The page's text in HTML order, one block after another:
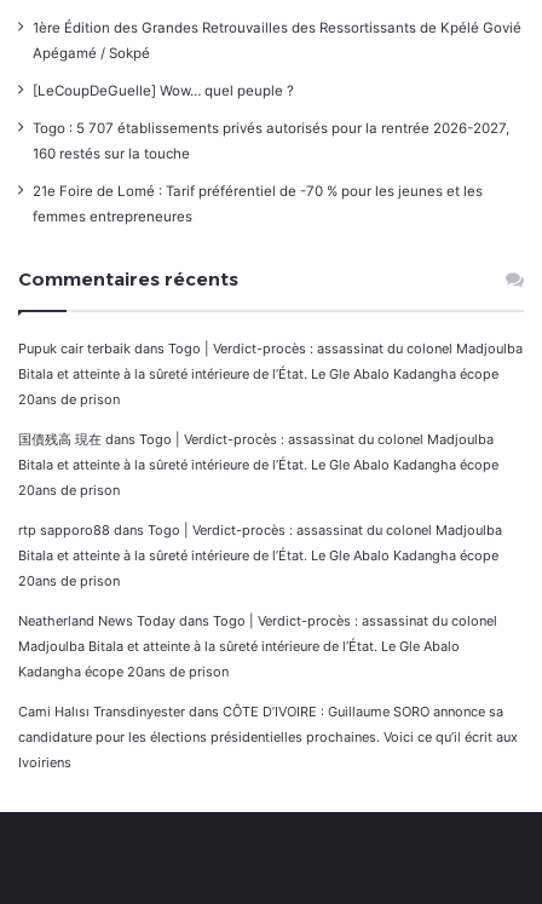
1ère Édition des Grandes Retrouvailles des Ressortissants de Kpélé Govié
Apégamé / Sokpé
[LeCoupDeGuelle] Wow… quel peuple ?
Togo : 5 707 établissements privés autorisés pour la rentrée 2026-2027,
160 restés sur la touche
21e Foire de Lomé : Tarif préférentiel de -70 % pour les jeunes et les
femmes entrepreneures
Commentaires récents
Pupuk cair terbaik dans Togo | Verdict-procès : assassinat du colonel Madjoulba
Bitala et atteinte à la sûreté intérieure de l’État. Le Gle Abalo Kadangha écope
20ans de prison
国債残高 現在 dans Togo | Verdict-procès : assassinat du colonel Madjoulba
Bitala et atteinte à la sûreté intérieure de l’État. Le Gle Abalo Kadangha écope
20ans de prison
rtp sapporo88 dans Togo | Verdict-procès : assassinat du colonel Madjoulba
Bitala et atteinte à la sûreté intérieure de l’État. Le Gle Abalo Kadangha écope
20ans de prison
Neatherland News Today dans Togo | Verdict-procès : assassinat du colonel
Madjoulba Bitala et atteinte à la sûreté intérieure de l’État. Le Gle Abalo
Kadangha écope 20ans de prison
Cami Halısı Transdinyester dans CÔTE D’IVOIRE : Guillaume SORO annonce sa
candidature pour les élections présidentielles prochaines. Voici ce qu’il écrit aux
Ivoiriens